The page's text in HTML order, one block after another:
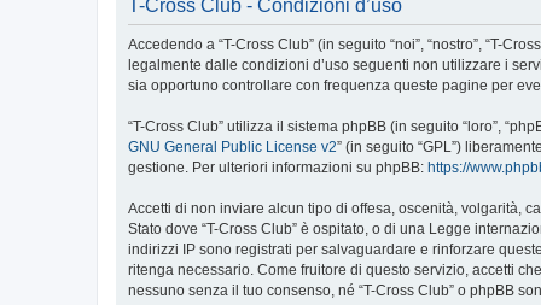
T-Cross Club - Condizioni d’uso
Accedendo a “T-Cross Club” (in seguito “noi”, “nostro”, “T-
legalmente dalle condizioni d’uso seguenti non utilizzare i
sia opportuno controllare con frequenza queste pagine per
“T-Cross Club” utilizza il sistema phpBB (in seguito “loro”,
GNU General Public License v2” (in seguito “GPL”)
gestione. Per ulteriori informazioni su phpBB: https://
Accetti di non inviare alcun tipo di offesa, oscenità, volgarità,
Stato dove “T-Cross Club” è ospitato, o di una Legge
indirizzi IP sono registrati per salvaguardare e rinforzare
ritenga necessario. Come fruitore di questo servizio, accetti
nessuno senza il tuo consenso, né “T-Cross Club” o phpBB